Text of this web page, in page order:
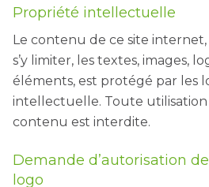
Propriété intellectuelle
Le contenu de ce site internet,
s’y limiter, les textes, images,
éléments, est protégé par les
intellectuelle. Toute utilisation
contenu est interdite.
Demande d’autorisation
logo